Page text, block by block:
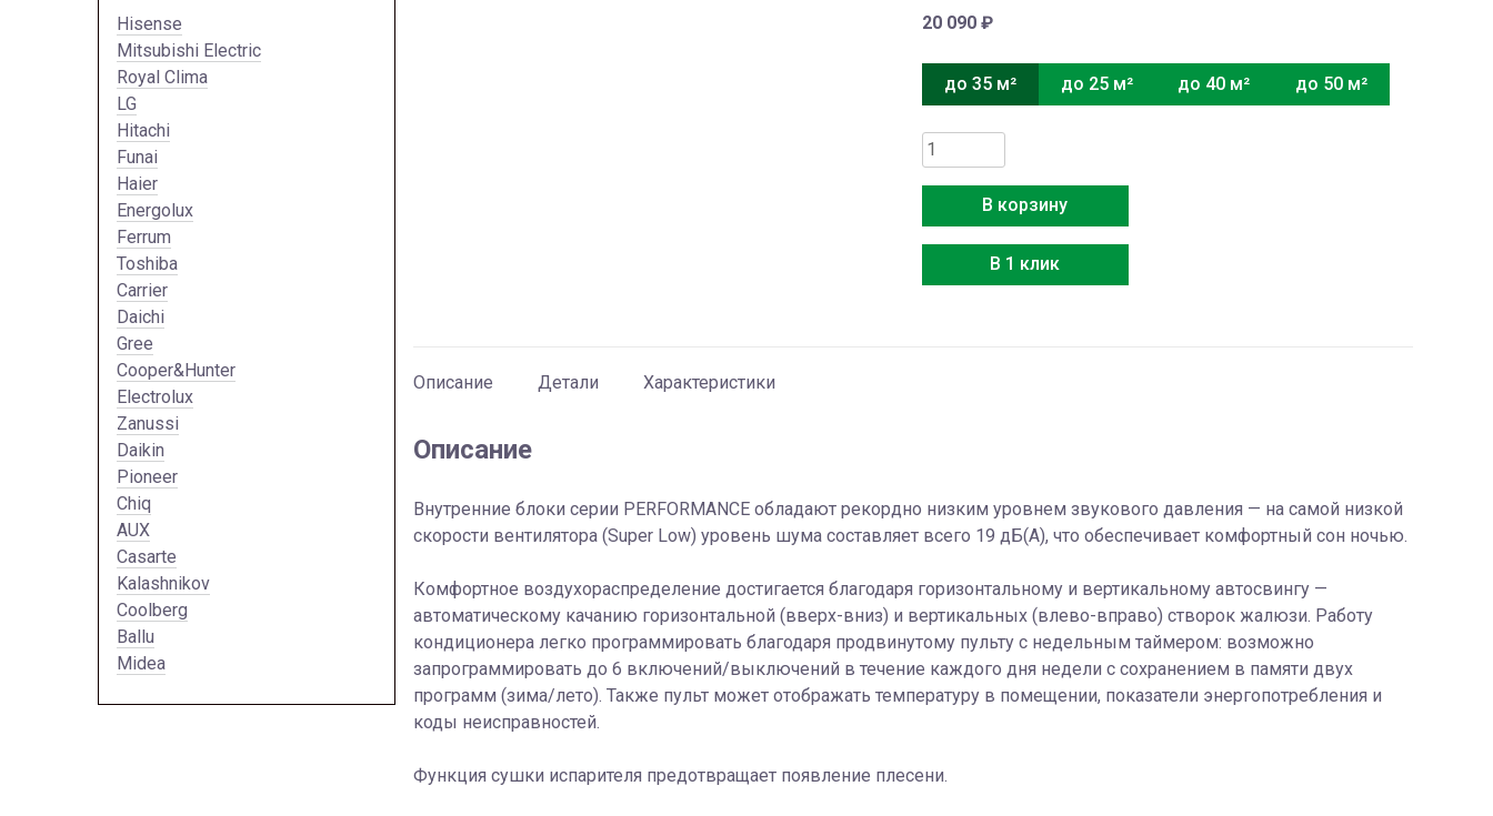
20 090 ₽
до 35 м² до 25 м² до 40 м² до 50 м²
Количество
товара
Mitsubishi
Electric
Multi
В корзину
В 1 клик
Описание Детали Характеристики
Описание
Внутренние блоки серии PERFORMANCE обладают рекордно низким уровнем звукового давления — на самой низкой
скорости вентилятора (Super Low) уровень шума составляет всего 19 дБ(А), что обеспечивает комфортный сон ночью.
Комфортное воздухораспределение достигается благодаря горизонтальному и вертикальному автосвингу —
автоматическому качанию горизонтальной (вверх-вниз) и вертикальных (влево-вправо) створок жалюзи. Работу
кондиционера легко программировать благодаря продвинутому пульту с недельным таймером: возможно
запрограммировать до 6 включений/выключений в течение каждого дня недели с сохранением в памяти двух
программ (зима/лето). Также пульт может отображать температуру в помещении, показатели энергопотребления и
коды неисправностей.
Функция сушки испарителя предотвращает появление плесени.
Hisense
Mitsubishi Electric
Royal Clima
LG
Hitachi
Funai
Haier
Energolux
Ferrum
Toshiba
Carrier
Daichi
Gree
Cooper&Hunter
Electrolux
Zanussi
Daikin
Pioneer
Chiq
AUX
Casarte
Kalashnikov
Coolberg
Ballu
Midea